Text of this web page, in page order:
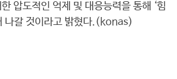
압도적인 억제 및 대응능력을 통해 ‘힘
나갈 것이라고 밝혔다.(konas)